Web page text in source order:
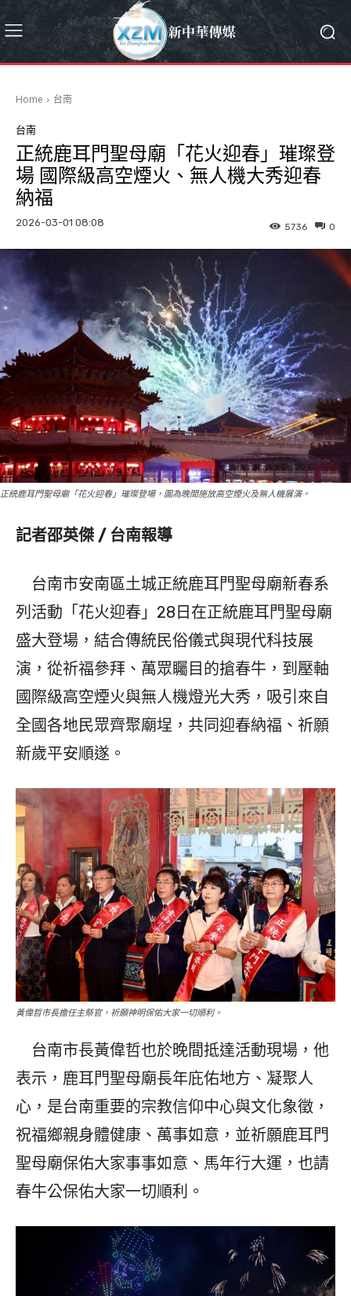
Home 台南
台南
正統鹿耳門聖母廟「花火迎春」璀璨登
場 國際級高空煙火、無人機大秀迎春
納福
2026-03-01 08:08 0
5736
正統鹿耳門聖母廟「花火迎春」璀璨登場，圖為晚間施放高空煙火及無人機展演。
記者邵英傑 / 台南報導
台南市安南區土城正統鹿耳門聖母廟新春系
列活動「花火迎春」28日在正統鹿耳門聖母廟
盛大登場，結合傳統民俗儀式與現代科技展
演，從祈福參拜、萬眾矚目的搶春牛，到壓軸
國際級高空煙火與無人機燈光大秀，吸引來自
全國各地民眾齊聚廟埕，共同迎春納福、祈願
新歲平安順遂。
黃偉哲市長擔任主祭官，祈願神明保佑大家一切順利。
台南市長黃偉哲也於晚間抵達活動現場，他
表示，鹿耳門聖母廟長年庇佑地方、凝聚人
心，是台南重要的宗教信仰中心與文化象徵，
祝福鄉親身體健康、萬事如意，並祈願鹿耳門
聖母廟保佑大家事事如意、馬年行大運，也請
春牛公保佑大家一切順利。